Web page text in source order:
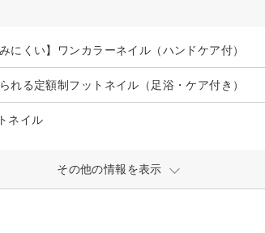
にくい】ワンカラーネイル（ハンドケア付）
れる定額制フットネイル（足浴・ケア付き）
ネイル
その他の情報を表示